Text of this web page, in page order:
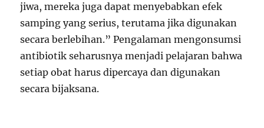
jiwa, mereka juga dapat menyebabkan efek
samping yang serius, terutama jika digunakan
secara berlebihan.” Pengalaman mengonsumsi
antibiotik seharusnya menjadi pelajaran bahwa
setiap obat harus dipercaya dan digunakan
secara bijaksana.